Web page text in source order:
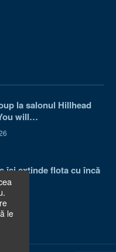
la salonul Hillhead
will…
își extinde flota cu încă
le